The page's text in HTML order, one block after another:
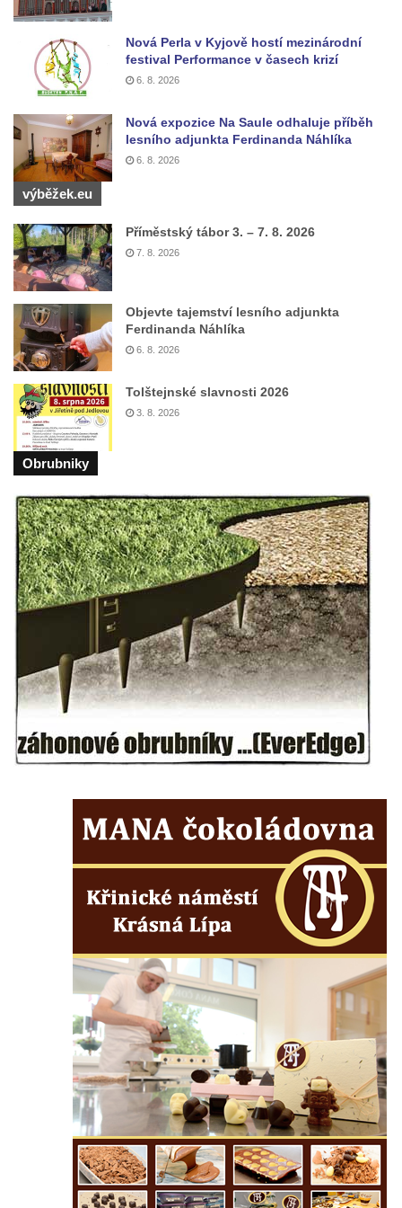
Hrob vojáků Rudé armády na hřbitově v
Račicích
Hrob Jiřího Dovhomilji na hřbitově v
Račicích
Hrob Antonína Medáčka na hřbitově v
Račicích
Hrob Josefa Moravce a Miroslava Moravce
na hřbitově v Dobříni
Pomník obětem válek na hřbitově v Dobříni
Pomník obětem 1. světové války v Lužici
Kenotaf Josefa Matese na hřbitově v Lužici
Pamětní deska Giuseppe Capella na
hřbitově v Lužici
Kenotaf Emila Miksche na hřbitově v Lužici
Kenotaf Antonína Krause na hřbitově v
Lužici
Pomník vojákům Rudé armády na hřbitově
v Kozlech
Pamětní deska pochodu smrti v Saupsdorfu
Pomník obětem 2. světové války v parku
Walthera von der Vogelweide v Duchcově
Památník obětem holokaustu v Lipové ulici
v Duchcově
Pomník obětem válek v Jeníkově
Pamětní deska obětem 1. světové války na
kapli Panny Marie v Lahošti
Pomník obětem 2. světové války v parku v
Pomník obětem bombardování 8. 5. 1945 v
Pamětní deska Rumburské vzpoury na
Základní škole Tyršova v Rumburku
Pamětní deska obětem holokaustu u
židovského hřbitova v Kovanicích
Pamětní deska legionářům na Obecním
úřadě v Kovanicích
Pomník obětem 1. světové války v
Kovanicích
Pomník obětem válek v Kněževsi
Pamětní deska Rudé armádě na radnici v
Trutnově
Pomník obětem koncentračního tábora na
hřbitově v Rychnově u Jablonce nad Nisou
Pomník pracovního nasazení vězňů
Nová Perla v Kyjově hostí mezinárodní
festival Performance v časech krizí
6. 8. 2026
Nová expozice Na Saule odhaluje příběh
lesního adjunkta Ferdinanda Náhlíka
6. 8. 2026
výběžek.eu
Příměstský tábor 3. – 7. 8. 2026
7. 8. 2026
Objevte tajemství lesního adjunkta
Ferdinanda Náhlíka
6. 8. 2026
Tolštejnské slavnosti 2026
3. 8. 2026
Obrubniky